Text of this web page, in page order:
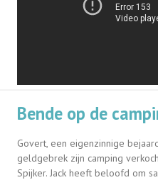
Bende op de
Govert, een eigenzinnige
geldgebrek zijn camping
Spijker. Jack heeft beloofd om